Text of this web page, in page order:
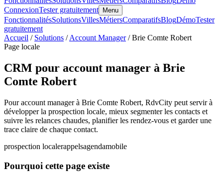
ConnexionTester gratuitement Menu
FonctionnalitésSolutionsVillesMétiersComparatifsBlogDémoTester
gratuitement
Accueil / Solutions /Account Manager/ Brie Comte Robert
Page locale
CRM pour account manager à Brie
Comte Robert
Pour account manager à Brie Comte Robert, RdvCity peut servir à
développer la prospection locale, mieux segmenter les contacts et
suivre les relances chaudes, planifier les rendez-vous et garder une
trace claire de chaque contact.
prospection localerappelsagendamobile
Pourquoi cette page existe